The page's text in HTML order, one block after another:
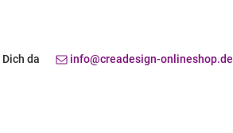
da info@creadesign-onlineshop.de